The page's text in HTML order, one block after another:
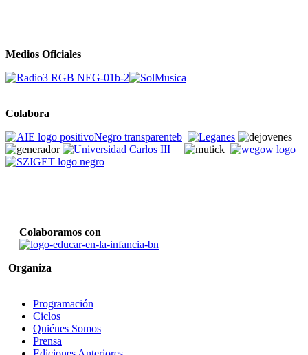
Medios Oficiales
Colabora
Colaboramos con
Organiza
Programación
Ciclos
Quiénes Somos
Prensa